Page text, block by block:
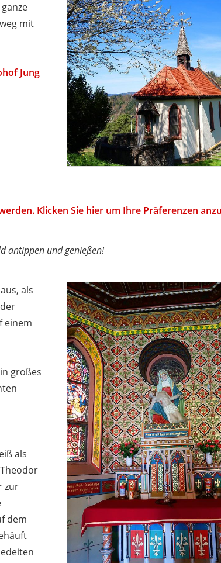
mit
Jung
Klicken Sie hier um Ihre Präferenzen
antippen und genießen!
als
einem
großes
als
zur
dem